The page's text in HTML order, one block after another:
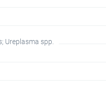
Ureplasma spp.